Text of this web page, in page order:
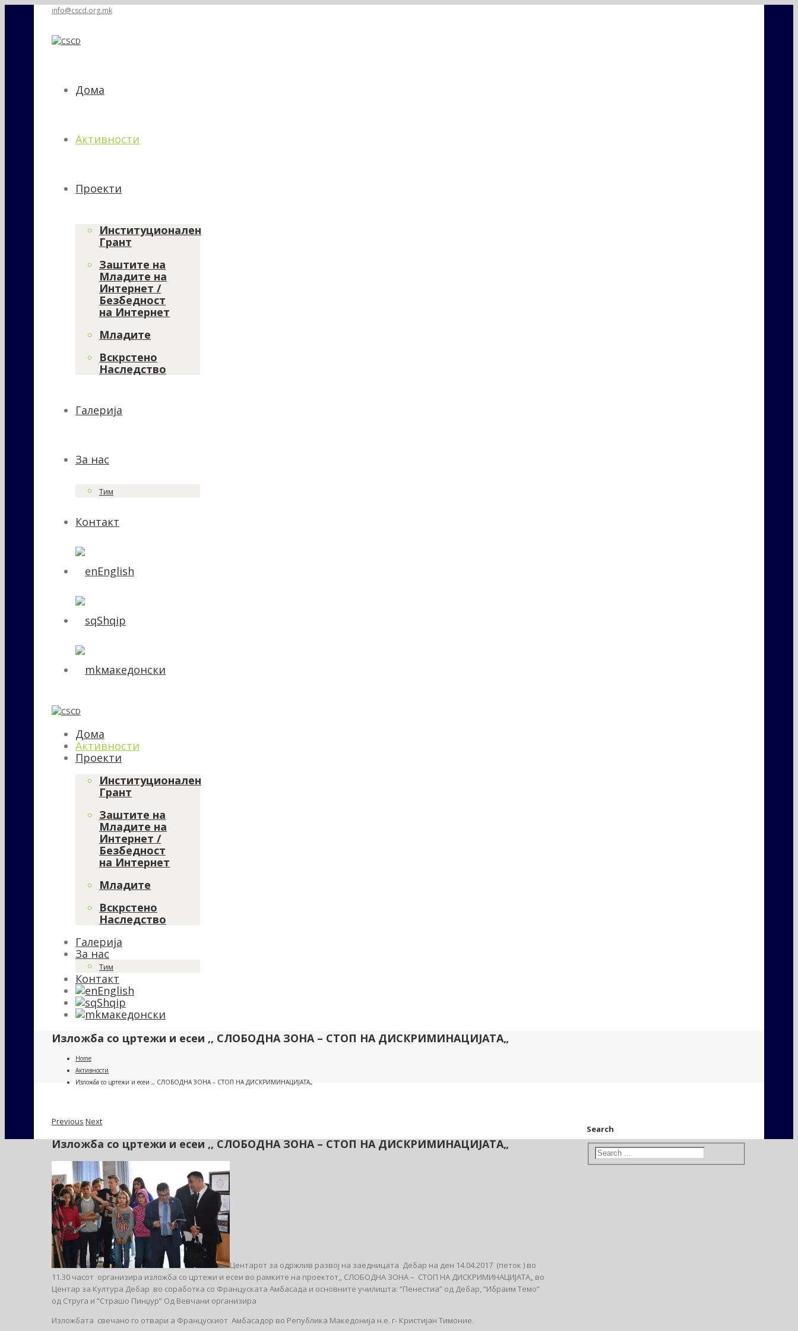
info@cscd.org.mk
Дома
Активности
Проекти
Институционален
Грант
Заштите на
Младите на
Интернет /
Безбедност
на Интернет
Младите
Вскрстено
Наследство
Галерија
За нас
Тим
Контакт
English
Shqip
македонски
Дома
Активности
Проекти
Институционален
Грант
Заштите на
Младите на
Интернет /
Безбедност
на Интернет
Младите
Вскрстено
Наследство
Галерија
За нас
Тим
Контакт
English
Shqip
македонски
Изложба со цртежи и есеи ,, СЛОБОДНА ЗОНА – СТОП НА ДИСКРИМИНАЦИЈАТА„
Home
Активности
Изложба со цртежи и есеи ,, СЛОБОДНА ЗОНА – СТОП НА ДИСКРИМИНАЦИЈАТА„
Previous Next
Изложба со цртежи и есеи ,, СЛОБОДНА ЗОНА – СТОП НА ДИСКРИМИНАЦИЈАТА„
Центарот за одржлив развој на заедницата Дебар на ден 14.04.2017 (петок ) во
11.30 часот организира изложба со цртежи и есеи во рамките на проектот,, СЛОБОДНА ЗОНА – СТОП НА ДИСКРИМИНАЦИЈАТА„ во
Центар за Култура Дебар во соработка со Француската Амбасада и основните училишта: “Пенестиа” од Дебар, “Ибраим Темо”
од Струга и “Страшо Пинџур” Од Вевчани организира
Изложбата свечано го отвари а Францускиот Амбасадор во Република Македонија н.е. г- Кристијан Тимоние.
Search